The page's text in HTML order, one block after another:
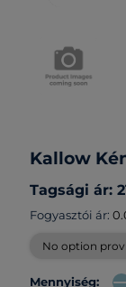
Kallow
Tagsági ár:
Fogyasztói ár:
Mennyiség: